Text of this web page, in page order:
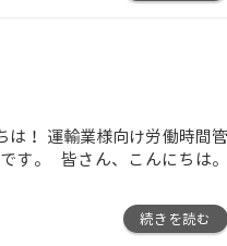
は！ 運輸業様向け労働時間
す。 皆さん、こんにちは。
続きを読む